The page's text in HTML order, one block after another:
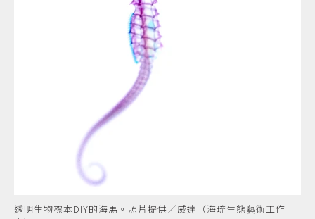
透明生物標本DIY的海馬。照片提供／威達（海琉生態藝術工作